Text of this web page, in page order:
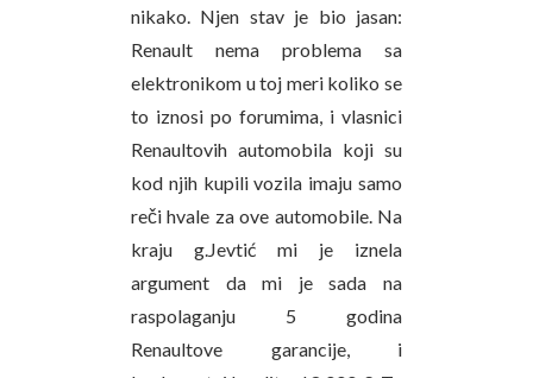
nikako. Njen stav je bio jasan:
Renault nema problema sa
elektronikom u toj meri koliko se
to iznosi po forumima, i vlasnici
Renaultovih automobila koji su
kod njih kupili vozila imaju samo
reči hvale za ove automobile. Na
kraju g.Jevtić mi je iznela
argument da mi je sada na
raspolaganju 5 godina
Renaultove garancije, i